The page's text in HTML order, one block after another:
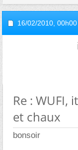
16/02/2010, 00h00
Re :
et chaux
bonsoir